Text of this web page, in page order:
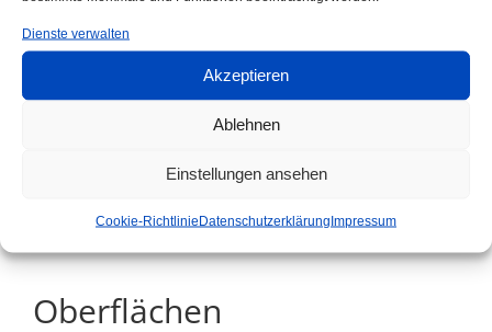
Dienste verwalten
Akzeptieren
Ablehnen
Einstellungen ansehen
Cookie-RichtlinieDatenschutzerklärungImpressum
Oberflächen